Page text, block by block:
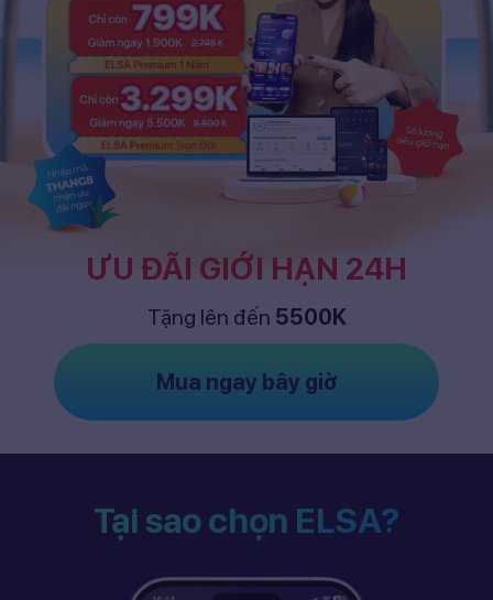
ƯU ĐÃI GIỚI HẠN 24H
Tặng lên đến 5500K
Mua ngay bây giờ
Tại sao chọn ELSA?